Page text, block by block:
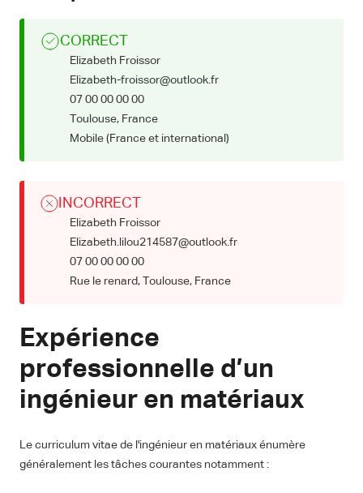
CORRECT
Elizabeth Froissor
Elizabeth-froissor@outlook.fr
07 00 00 00 00
Toulouse, France
Mobile (France et international)
INCORRECT
Elizabeth Froissor
Elizabeth.lilou214587@outlook.fr
07 00 00 00 00
Rue le renard, Toulouse, France
Expérience
professionnelle d’un
ingénieur en matériaux
Le curriculum vitae de l'ingénieur en matériaux énumère
généralement les tâches courantes notamment :